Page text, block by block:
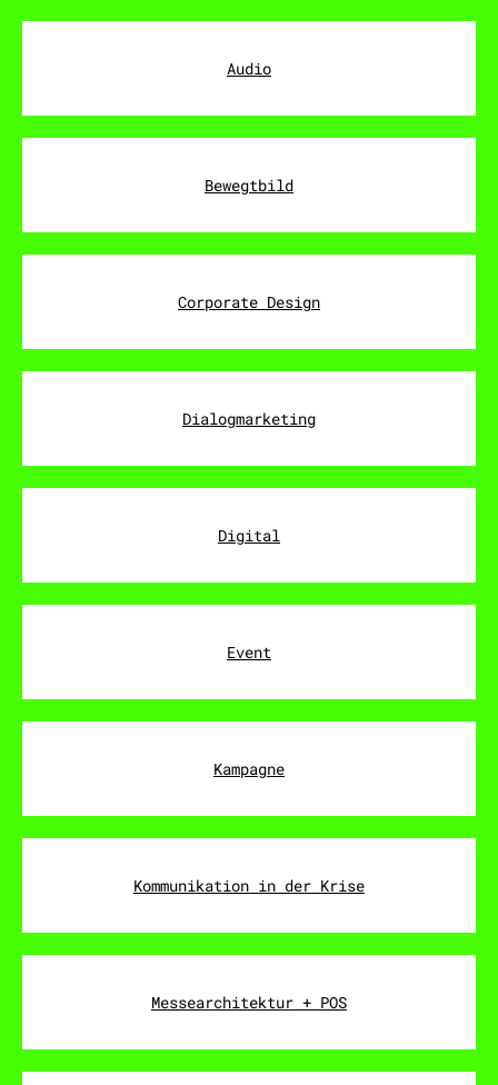
Audio
Bewegtbild
Corporate Design
Dialogmarketing
Digital
Event
Kampagne
Kommunikation in der Krise
Messearchitektur + POS